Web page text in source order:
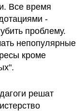
Все время
-
проблему.
непопулярные
кроме
решат